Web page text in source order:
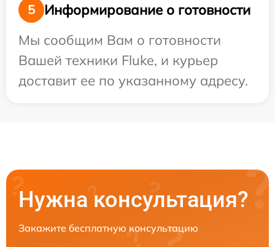
5
Информирование о готовности
Мы сообщим Вам о готовности
Вашей техники Fluke, и курьер
доставит ее по указанному адресу.
Нужна консультация?
Закажите бесплатную консультацию